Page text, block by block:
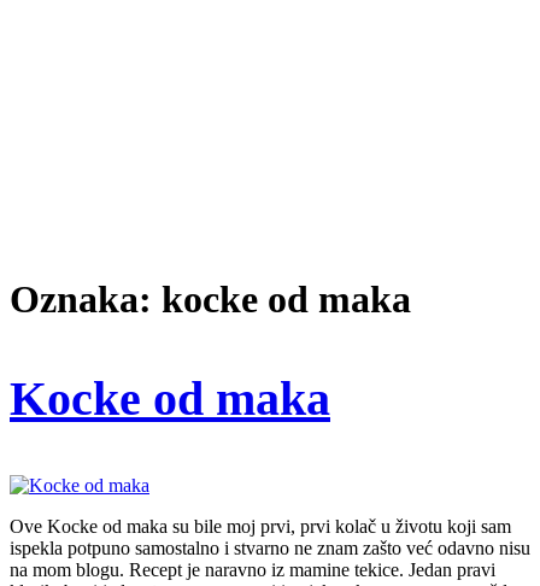
Oznaka: kocke od maka
Kocke od maka
Ove Kocke od maka su bile moj prvi, prvi kolač u životu koji sam
ispekla potpuno samostalno i stvarno ne znam zašto već odavno nisu
na mom blogu. Recept je naravno iz mamine tekice. Jedan pravi